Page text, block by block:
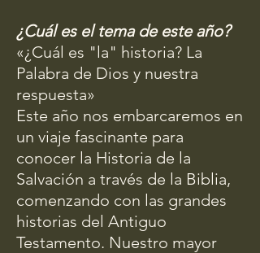
¿Cuál es el tema de este año?
«¿Cuál es "la" historia? La
Palabra de Dios y nuestra
respuesta»
Este año nos embarcaremos en
un viaje fascinante para
conocer la Historia de la
Salvación a través de la Biblia,
comenzando con las grandes
historias del Antiguo
Testamento. Nuestro mayor